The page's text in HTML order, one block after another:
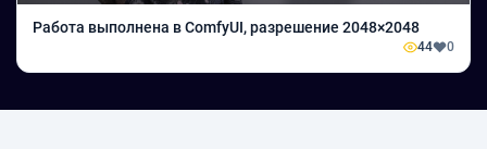
Работа выполнена в ComfyUI, разрешение 2048×2048
44 0